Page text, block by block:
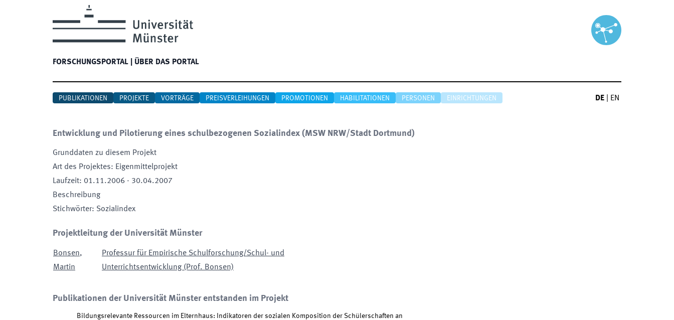
FORSCHUNGSPORTAL ÜBER DAS PORTAL
PUBLIKATIONEN PROJEKTE VORTRÄGE PREISVERLEIHUNGEN PROMOTIONEN HABILITATIONEN PERSONEN EINRICHTUNGEN DE EN
Entwicklung und Pilotierung eines schulbezogenen Sozialindex (MSW NRW/Stadt Dortmund)
Grunddaten zu diesem Projekt
Art des Projektes: Eigenmittelprojekt
Laufzeit: 01.11.2006 - 30.04.2007
Beschreibung
Stichwörter: Sozialindex
Projektleitung der Universität Münster
Bonsen,
Martin
Professur für Empirische Schulforschung/Schul- und
Unterrichtsentwicklung (Prof. Bonsen)
Publikationen der Universität Münster entstanden im Projekt
Bildungsrelevante Ressourcen im Elternhaus: Indikatoren der sozialen Komposition der Schülerschaften an